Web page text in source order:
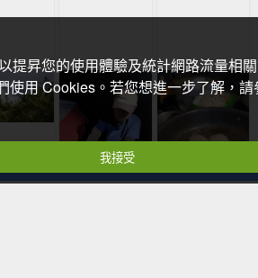
分享
提昇您的使用體驗及統計網路流量相
使用 Cookies。若您想進一步了解，
我接受